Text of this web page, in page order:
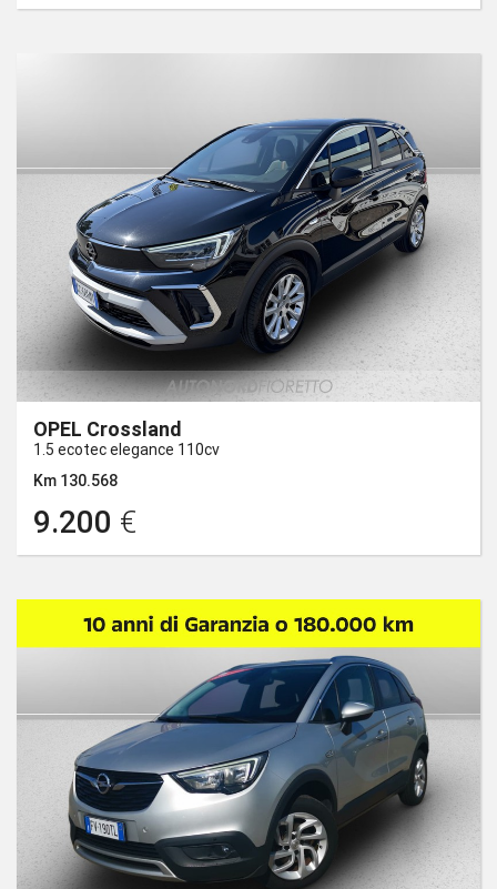
OPEL Crossland
1.5 ecotec elegance 110cv
Km 130.568
9.200 €